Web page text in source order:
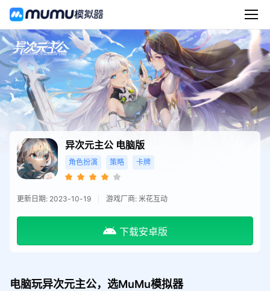
异次元主公 电脑版
角色扮演 策略 卡牌
更新日期: 2023-10-19 游戏厂商: 米花互动
下载安卓版
电脑玩异次元主公，选MuMu模拟器